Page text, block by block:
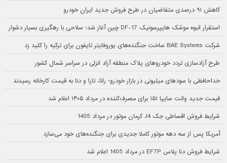
کاهش ۹۱ درصدی متقاضیان در طرح فروش جدید ایران خودرو
استقرار انبوه موشک هایپرسونیک DF-17 چین آغاز شد؛ سلاحی با رهگیری بسیار دشوار
شرکت BAE Systems ساخت جنگنده‌های یوروفایتر تایفون برای ترکیه را کلید زد
طرح آزادسازی تردد خودروهای پلاک منطقه آزاد انزلی در سراسر شمال کشور
خداحافظی با سودهای میلیونی در بازار خودرو؛ رانا، تارا و دنا به قیمت کارخانه رسیدند
قیمت جدید وانت سایپا ۱۵۱ برای مصرف‌کننده در مرداد ۱۴۰۵ اعلام شد
شرایط فروش اقساطی جک J4 کرمان موتور در مرداد 1405
آمریکا پس از سه دهه موتور کاملا جدیدی برای جنگنده‌های خود می‌سازد
شرایط فروش دنا پلاس EF7P در مرداد 1405 اعلام شد